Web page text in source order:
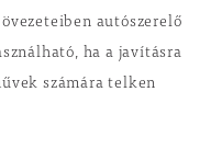
autószerelő
ha a javításra
számára telken